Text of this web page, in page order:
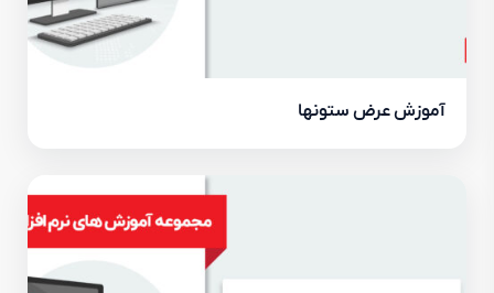
آموزش عرض ستونها